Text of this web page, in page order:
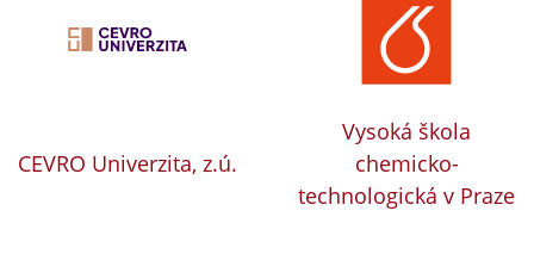
CEVRO Univerzita, z.ú.
Vysoká škola
chemicko-
technologická v Praze